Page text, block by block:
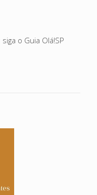
o Guia Olá!SP